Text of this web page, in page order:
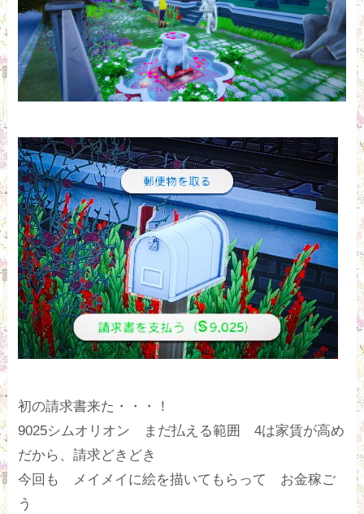
初の請求書来た・・・！
9025シムオリオン まだ払える範囲 4は家賃が高め
だから、請求どきどき
今回も メイメイに絵を描いてもらって お金稼ご
う